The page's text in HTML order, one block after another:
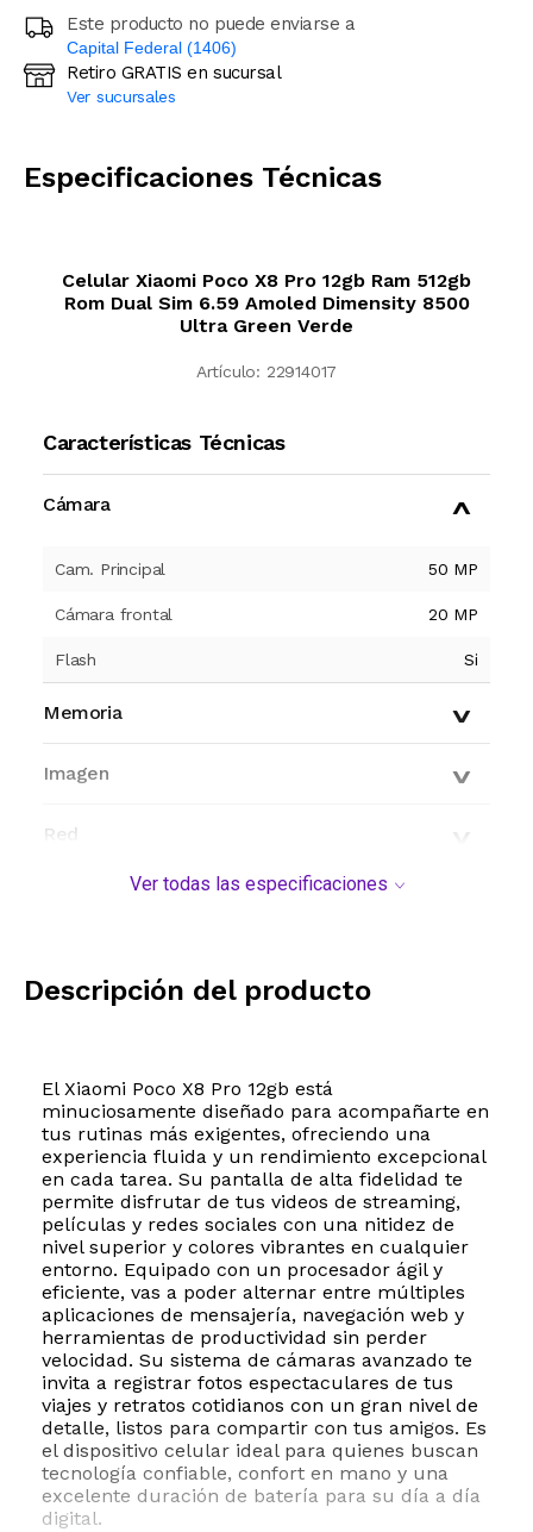
Este producto no puede enviarse a
Capital Federal (1406)
Ingresá código postal (sólo números)
Retiro GRATIS en sucursal
Ver sucursales
Especificaciones Técnicas
Celular Xiaomi Poco X8 Pro 12gb Ram 512gb
Rom Dual Sim 6.59 Amoled Dimensity 8500
Ultra Green Verde
Artículo: 22914017
Características Técnicas
Cámara
Cam. Principal 50 MP
Cámara frontal 20 MP
Flash Si
Memoria
Imagen
Red
ConectividadVer todas las especificaciones
Descripción del producto
El Xiaomi Poco X8 Pro 12gb está
minuciosamente diseñado para acompañarte en
tus rutinas más exigentes, ofreciendo una
experiencia fluida y un rendimiento excepcional
en cada tarea. Su pantalla de alta fidelidad te
permite disfrutar de tus videos de streaming,
películas y redes sociales con una nitidez de
nivel superior y colores vibrantes en cualquier
entorno. Equipado con un procesador ágil y
eficiente, vas a poder alternar entre múltiples
aplicaciones de mensajería, navegación web y
herramientas de productividad sin perder
velocidad. Su sistema de cámaras avanzado te
invita a registrar fotos espectaculares de tus
viajes y retratos cotidianos con un gran nivel de
detalle, listos para compartir con tus amigos. Es
el dispositivo celular ideal para quienes buscan
tecnología confiable, confort en mano y una
excelente duración de batería para su día a día
digital.